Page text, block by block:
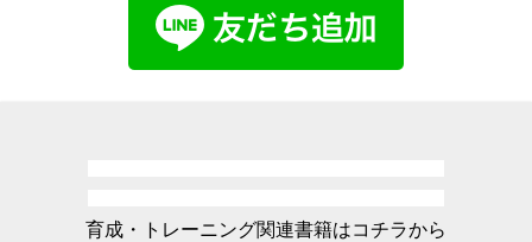
育成・トレーニング関連書籍はコチラから